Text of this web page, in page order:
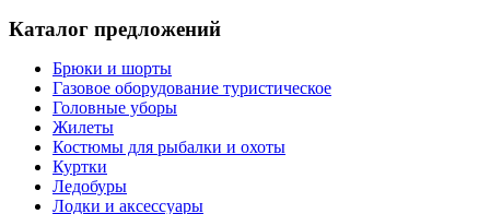
Каталог предложений
Брюки и шорты
Газовое оборудование туристическое
Головные уборы
Жилеты
Костюмы для рыбалки и охоты
Куртки
Ледобуры
Лодки и аксессуары